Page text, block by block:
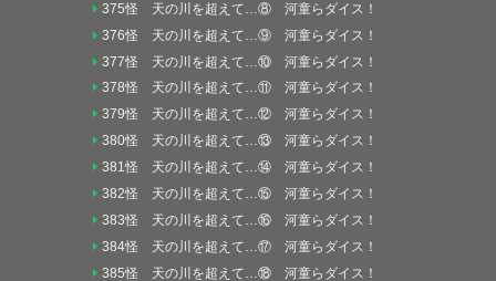
375怪 天の川を超えて…⑧ 河童らダイス！
376怪 天の川を超えて…⑨ 河童らダイス！
377怪 天の川を超えて…⑩ 河童らダイス！
378怪 天の川を超えて…⑪ 河童らダイス！
379怪 天の川を超えて…⑫ 河童らダイス！
380怪 天の川を超えて…⑬ 河童らダイス！
381怪 天の川を超えて…⑭ 河童らダイス！
382怪 天の川を超えて…⑮ 河童らダイス！
383怪 天の川を超えて…⑯ 河童らダイス！
384怪 天の川を超えて…⑰ 河童らダイス！
385怪 天の川を超えて…⑱ 河童らダイス！